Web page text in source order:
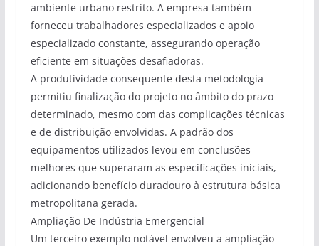
ambiente urbano restrito. A empresa também
forneceu trabalhadores especializados e apoio
especializado constante, assegurando operação
eficiente em situações desafiadoras.
A produtividade consequente desta metodologia
permitiu finalização do projeto no âmbito do prazo
determinado, mesmo com das complicações técnicas
e de distribuição envolvidas. A padrão dos
equipamentos utilizados levou em conclusões
melhores que superaram as especificações iniciais,
adicionando benefício duradouro à estrutura básica
metropolitana gerada.
Ampliação De Indústria Emergencial
Um terceiro exemplo notável envolveu a ampliação